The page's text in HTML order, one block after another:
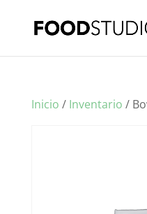
Inicio / Inventario /